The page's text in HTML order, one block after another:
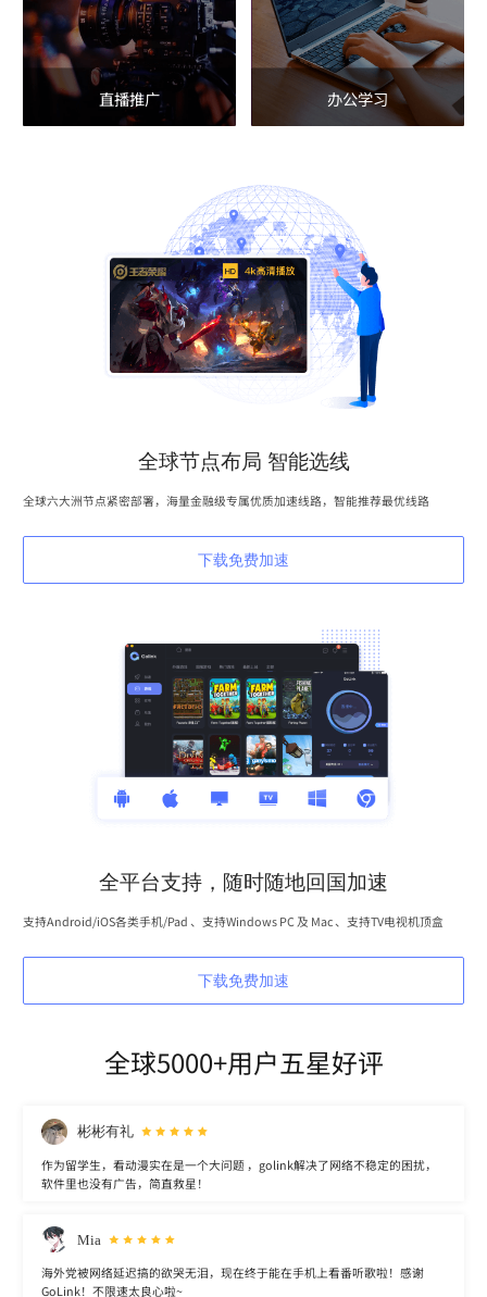
直播推广 办公学习
全球节点布局 智能选线
全球六大洲节点紧密部署，海量金融级专属优质加速线路，智能推荐最优线路
下载免费加速
全平台支持，随时随地回国加速
支持Android/iOS各类手机/Pad 、支持Windows PC 及 Mac 、支持TV电视机顶盒
下载免费加速
全球5000+用户五星好评
彬彬有礼
作为留学生，看动漫实在是一个大问题 ，golink解决了网络不稳定的困扰，
软件里也没有广告，简直救星！
Mia
海外党被网络延迟搞的欲哭无泪，现在终于能在手机上看番听歌啦！感谢
GoLink！不限速太良心啦~